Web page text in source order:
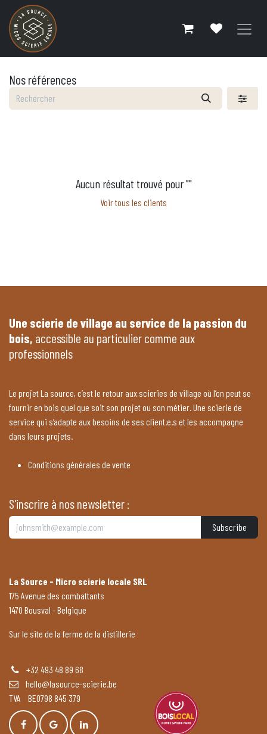
Se rendre au contenu
Nos références
Aucun résultat trouvé pour ""
Voir tous les clients
Une scierie de village au service de la passion du
bois, accessible au particulier comme aux
professionnels
Le projet La source, c’est le retour aux scieries de village où l’on peut se
fournir en bois quel que soit son projet ou son métier. Une scierie de
service qui s’adapte aux besoins de ses client.e.s et les accompagne
dans leurs projets.
Conditions générales de vente
S'inscrire à nos newsletter :
Subscribe
La Source - Micro scierie locale SRL
175 Avenue des combattants
1470 Bousval - Belgique
Sur le site de la ferme de la distillerie
+32 493 48 89 68
hello@lasource-scierie.be
TVA BE0798 845 379